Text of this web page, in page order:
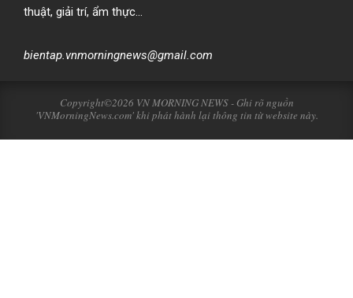
thuật, giải trí, ẩm thực…
bientap.vnmorningnews@gmail.com
Copyright©2026 VN MORNING NEWS - Ghi rõ nguồn
'VNMorningNews.com' khi phát hành lại thông tin từ website này.